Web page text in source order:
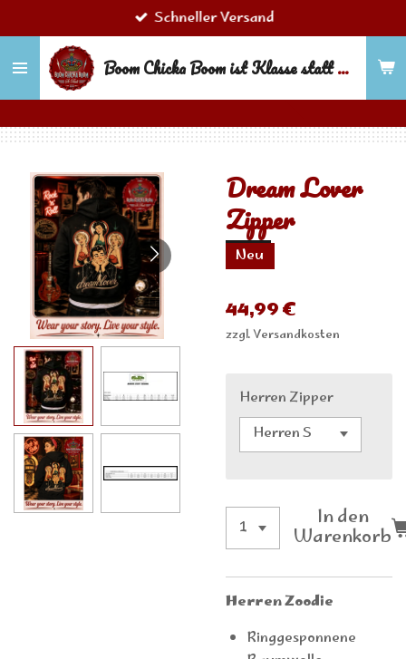
Hauptinhalt
springen
Boom Chicka Boom ist Klasse statt Masse!
Schneller Versand
Dream Lover
Zipper
Neu
44,99 €
zzgl. Versandkosten
Herren Zipper
In den
Warenkorb
Herren Zoodie
Ringgesponnene